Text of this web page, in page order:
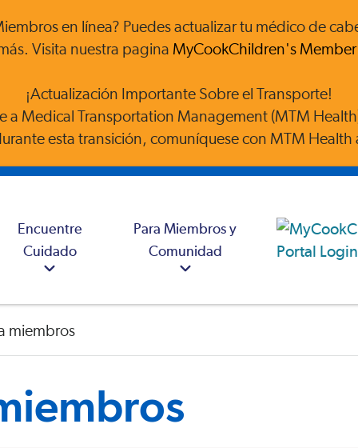
en línea? Puedes actualizar tu médico de
Visita nuestra pagina MyCookChildren's Member
¡Actualización Importante Sobre el Transporte!
a Medical Transportation Management (MTM
esta transición, comuníquese con MTM Health
Encuentre
Cuidado
Para Miembros y
Comunidad
miembros